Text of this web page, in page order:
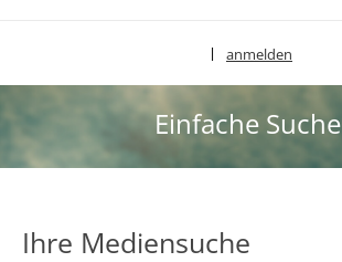
anmelden
Einfache Suche
Ihre Mediensuche